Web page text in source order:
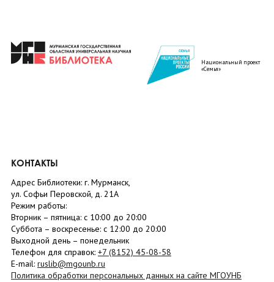
Национальный проект
«Семья»
КОНТАКТЫ
Адрес Библиотеки: г. Мурманск,
ул. Софьи Перовской, д. 21А
Режим работы:
Вторник – пятница: с 10:00 до 20:00
Суббота – воскресенье: c 12:00 до 20:00
Выходной день – понедельник
Телефон для справок: +7 (8152) 45-08-58
E-mail: ruslib@mgounb.ru
Политика обработки персональных данных на сайте МГОУНБ